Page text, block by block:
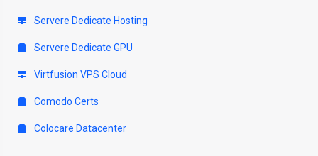
Servere Dedicate Hosting
Servere Dedicate GPU
Virtfusion VPS Cloud
Comodo Certs
Colocare Datacenter